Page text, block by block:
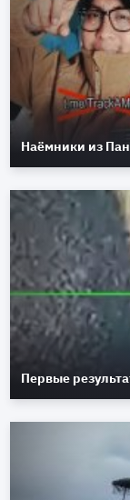
Наёмники из
Первые